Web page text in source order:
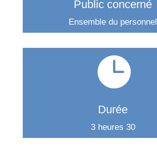
Public concerné
Ensemble du personnel

Durée
3 heures 30